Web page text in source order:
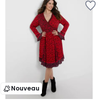
Nouveau